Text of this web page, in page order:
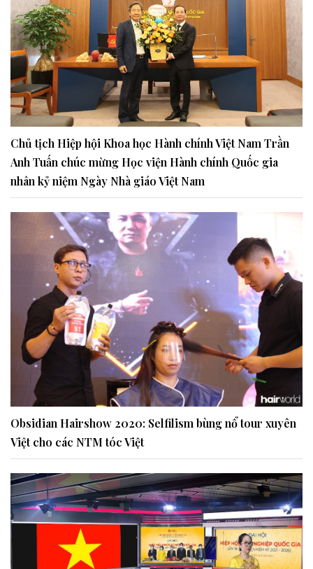
Chủ tịch Hiệp hội Khoa học Hành chính Việt Nam Trần
Anh Tuấn chúc mừng Học viện Hành chính Quốc gia
nhân kỷ niệm Ngày Nhà giáo Việt Nam
Obsidian Hairshow 2020: Selfilism bùng nổ tour xuyên
Việt cho các NTM tóc Việt